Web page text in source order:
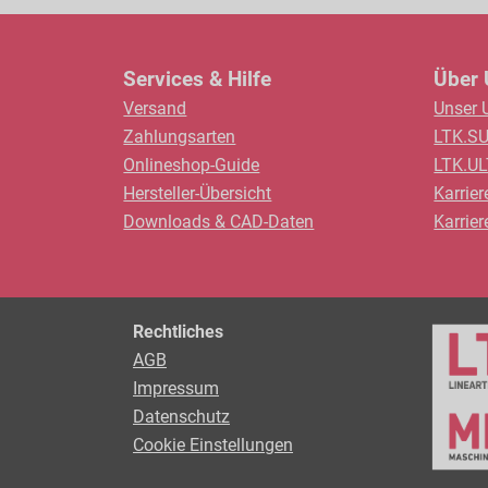
Services & Hilfe
Versand
Zahlungsarten
Onlineshop-Guide
Hersteller-Übersicht
Downloads & CAD-Daten
Über
Unser
Rechtliches
AGB
Impressum
Datenschutz
Cookie Einstellungen